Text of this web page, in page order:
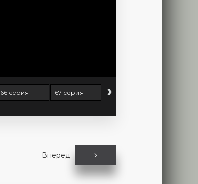
66 серия 67 серия 68 серия
›
Вперед